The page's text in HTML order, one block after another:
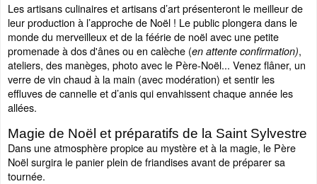
Les artisans culinaires et artisans d’art présenteront le meilleur de
leur production à l’approche de Noël ! Le public plongera dans le
monde du merveilleux et de la féérie de noël avec une petite
promenade à dos d'ânes ou en calèche (en attente confirmation),
ateliers, des manèges, photo avec le Père-Noël... Venez flâner, un
verre de vin chaud à la main (avec modération) et sentir les
effluves de cannelle et d’anis qui envahissent chaque année les
allées.
Magie de Noël et préparatifs de la Saint Sylvestre
Dans une atmosphère propice au mystère et à la magie, le Père
Noël surgira le panier plein de friandises avant de préparer sa
tournée.